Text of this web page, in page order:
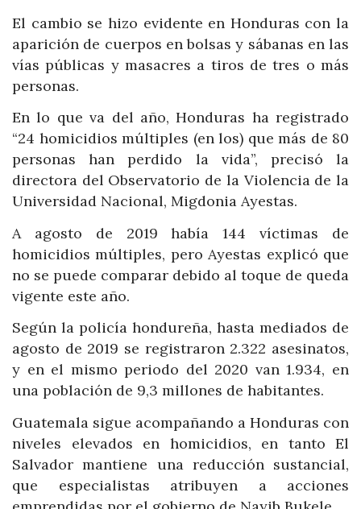
El cambio se hizo evidente en Honduras con la
aparición de cuerpos en bolsas y sábanas en las
vías públicas y masacres a tiros de tres o más
personas.
En lo que va del año, Honduras ha registrado
“24 homicidios múltiples (en los) que más de 80
personas han perdido la vida”, precisó la
directora del Observatorio de la Violencia de la
Universidad Nacional, Migdonia Ayestas.
A agosto de 2019 había 144 víctimas de
homicidios múltiples, pero Ayestas explicó que
no se puede comparar debido al toque de queda
vigente este año.
Según la policía hondureña, hasta mediados de
agosto de 2019 se registraron 2.322 asesinatos,
y en el mismo periodo del 2020 van 1.934, en
una población de 9,3 millones de habitantes.
Guatemala sigue acompañando a Honduras con
niveles elevados en homicidios, en tanto El
Salvador mantiene una reducción sustancial,
que especialistas atribuyen a acciones